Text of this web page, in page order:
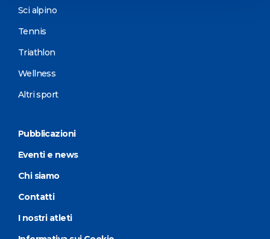
Sci alpino
Tennis
Triathlon
Wellness
Altri sport
Pubblicazioni
Eventi e news
Chi siamo
Contatti
I nostri atleti